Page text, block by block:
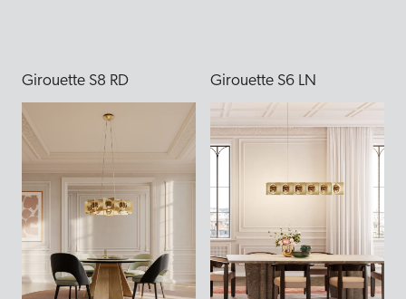
Girouette S8 RD Girouette S6 LN